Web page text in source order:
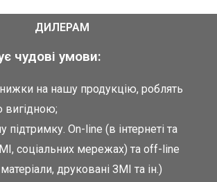
ДИЛЕРАМ
чудові умови:
на нашу продукцію, роблять
вигідною;
підтримку. Оn-line (в інтернеті та
соціальних мережах) та оff-line
друковані ЗМІ та ін.)